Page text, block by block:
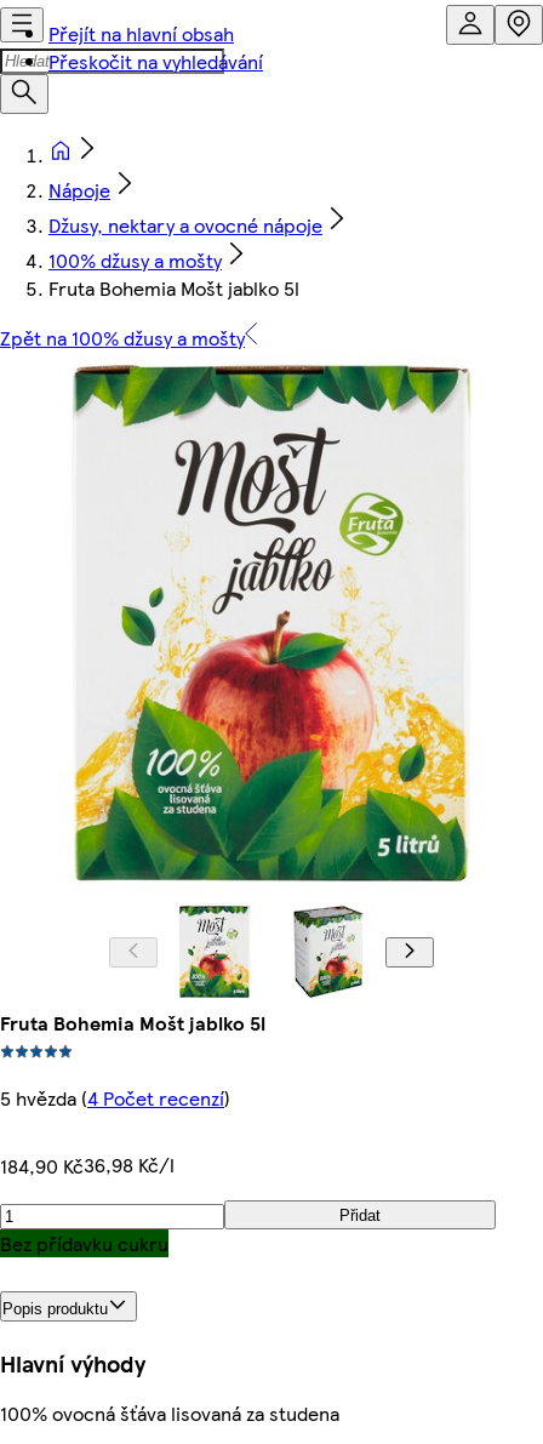
Přejít na hlavní obsah
Přeskočit na vyhledávání
Nápoje
Džusy, nektary a ovocné nápoje
100% džusy a mošty
Fruta Bohemia Mošt jablko 5l
Zpět na 100% džusy a mošty
Fruta Bohemia Mošt jablko 5l
5 hvězda (4 Počet recenzí)
184,90 Kč36,98 Kč/l
Přidat
Bez přídavku cukru
Popis produktu
Hlavní výhody
100% ovocná šťáva lisovaná za studena